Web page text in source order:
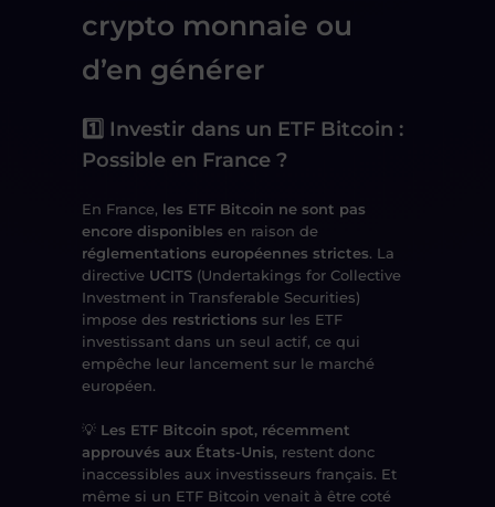
crypto monnaie ou
d’en générer
1️⃣ Investir dans un ETF Bitcoin :
Possible en France ?
En France, les ETF Bitcoin ne sont pas
encore disponibles en raison de
réglementations européennes strictes. La
directive UCITS (Undertakings for Collective
Investment in Transferable Securities)
impose des restrictions sur les ETF
investissant dans un seul actif, ce qui
empêche leur lancement sur le marché
européen.
💡 Les ETF Bitcoin spot, récemment
approuvés aux États-Unis, restent donc
inaccessibles aux investisseurs français. Et
même si un ETF Bitcoin venait à être coté